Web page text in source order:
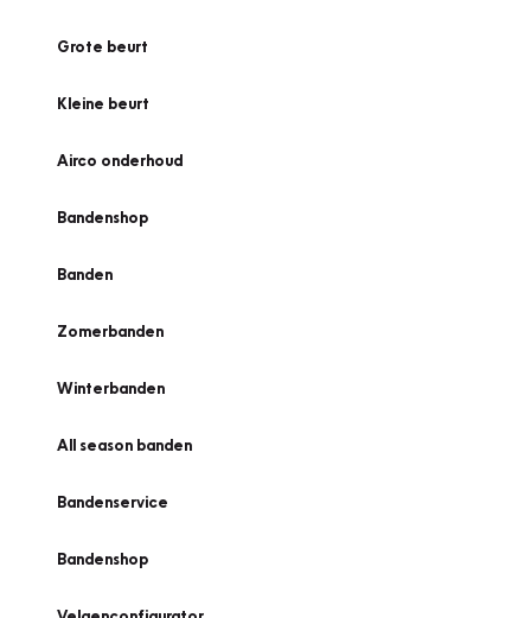
Grote beurt
Kleine beurt
Airco onderhoud
Bandenshop
Banden
Zomerbanden
Winterbanden
All season banden
Bandenservice
Bandenshop